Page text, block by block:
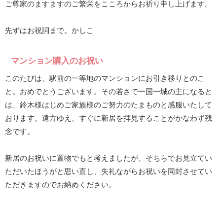
ご尊家のますますのご繁栄をこころからお祈り申し上げます。
先ずはお祝詞まで。かしこ
マンション購入のお祝い
このたびは、駅前の一等地のマンションにお引き移りとのこ
と。おめでとうございます。その若さで一国一城の主になると
は、鈴木様はじめご家族様のご努力のたまものと感服いたして
おります。遠方ゆえ、すぐに新居を拝見することがかなわず残
念です。
新居のお祝いに置物でもと考えましたが、そちらでお見立てい
ただいたほうがと思い直し、失礼ながらお祝いを同封させてい
ただきますのでお納めください。